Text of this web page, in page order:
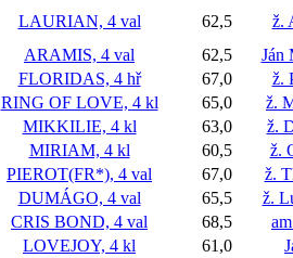
LAURIAN, 4 val 62,5
ž.
ARAMIS, 4 val 62,5
Ján
FLORIDAS, 4 hř 67,0
ž.
RING OF LOVE, 4 kl 65,0
ž.
MIKKILIE, 4 kl 63,0
ž.
MIRIAM, 4 kl 60,5
ž.
PIEROT(FR*), 4 val 67,0
ž.
DUMÁGO, 4 val 65,5
ž.
CRIS BOND, 4 val 68,5
LOVEJOY, 4 kl 61,0